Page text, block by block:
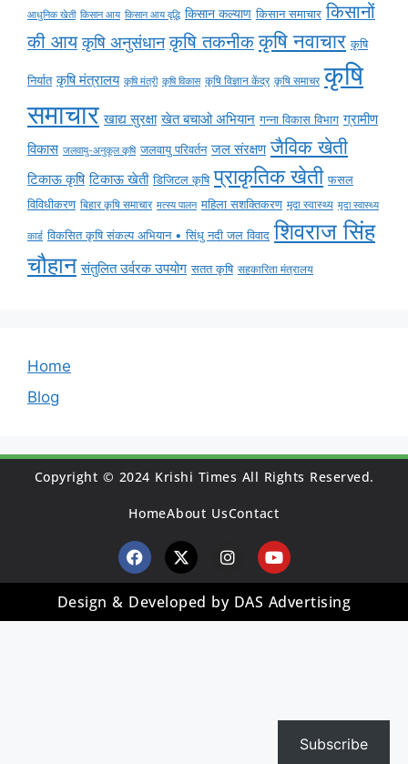
आधुनिक खेती किसान आय किसान आय वृद्धि किसान कल्याण किसान समाचार किसानों
की आय कृषि अनुसंधान कृषि तकनीक कृषि नवाचार कृषि
निर्यात कृषि मंत्रालय कृषि मंत्री कृषि विकास कृषि विज्ञान केंद्र कृषि समाचर कृषि
समाचार खाद्य सुरक्षा खेत बचाओ अभियान गन्ना विकास विभाग ग्रामीण
विकास जलवायु-अनुकूल कृषि जलवायु परिवर्तन जल संरक्षण जैविक खेती
टिकाऊ कृषि टिकाऊ खेती डिजिटल कृषि प्राकृतिक खेती फसल
विविधीकरण बिहार कृषि समाचार मत्स्य पालन महिला सशक्तिकरण मृदा स्वास्थ्य मृदा स्वास्थ्य
कार्ड विकसित कृषि संकल्प अभियान • सिंधु नदी जल विवाद शिवराज सिंह
चौहान संतुलित उर्वरक उपयोग सतत कृषि सहकारिता मंत्रालय
Home
Blog
Copyright © 2024 Krishi Times All Rights Reserved.
HomeAbout UsContact
Design & Developed by DAS Advertising
Subscribe